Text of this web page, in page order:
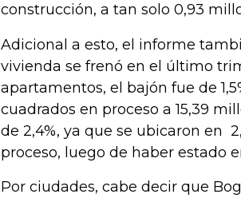
construcción, a tan solo 0,93
Adicional a esto, el informe
vivienda se frenó en el último
apartamentos, el bajón fue de
cuadrados en proceso a 15,39
de 2,4%, ya que se ubicaron en
proceso, luego de haber estado
Por ciudades, cabe decir que